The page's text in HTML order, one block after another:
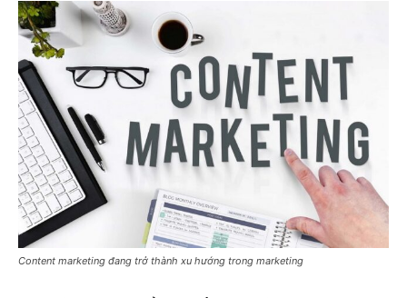
Content marketing đang trở thành xu hướng trong marketing